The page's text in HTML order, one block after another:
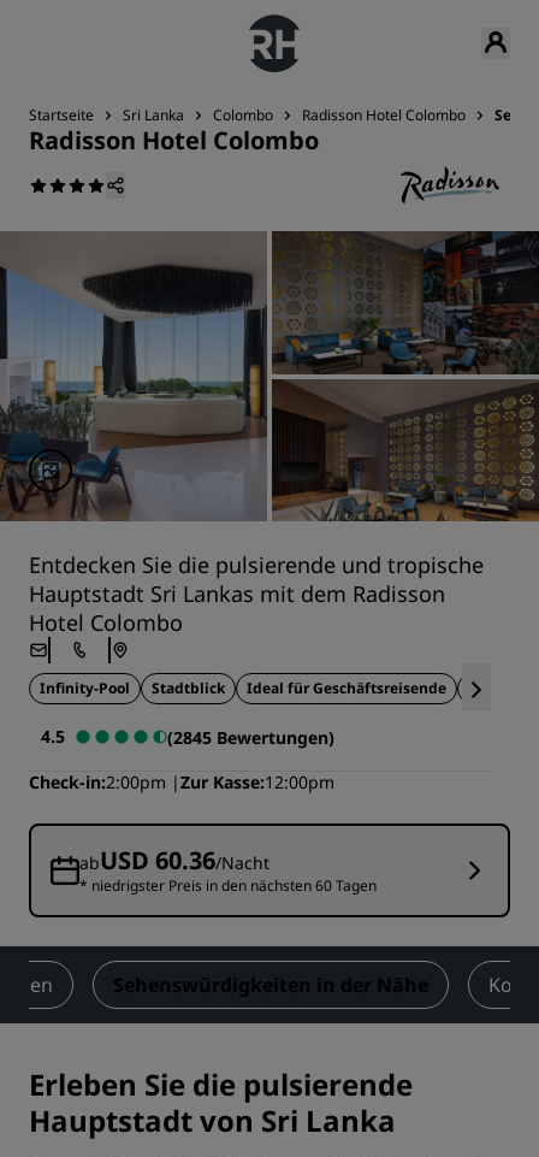
Startseite Sri Lanka Colombo Radisson Hotel Colombo
Radisson Hotel Colombo
Entdecken Sie die pulsierende und tropische
Hauptstadt Sri Lankas mit dem Radisson
Hotel Colombo
Infinity-Pool Stadtblick Ideal für Geschäftsreisende
4.5
(2845 Bewertungen)
Check-in 2:00pm Zur Kasse 12:00pm
abUSD 60.36/Nacht
* niedrigster Preis in den nächsten 60 Tagen
Sehenswürdigkeiten in der Nähe
Erleben Sie die pulsierende
Hauptstadt von Sri Lanka